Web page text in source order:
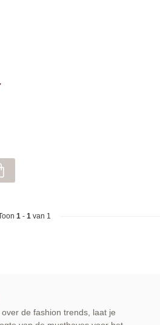
1- 1van 1
de fashion trends, laat je